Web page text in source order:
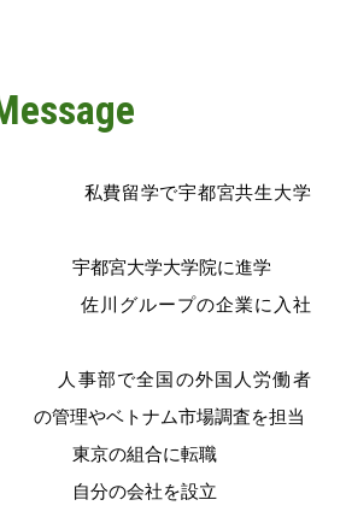
私費留学で宇都宮共生大学
宇都宮大学大学院に進学
佐川グループの企業に入社
人事部で全国の外国人労働者
の管理やベトナム市場調査を担当
東京の組合に転職
自分の会社を設立